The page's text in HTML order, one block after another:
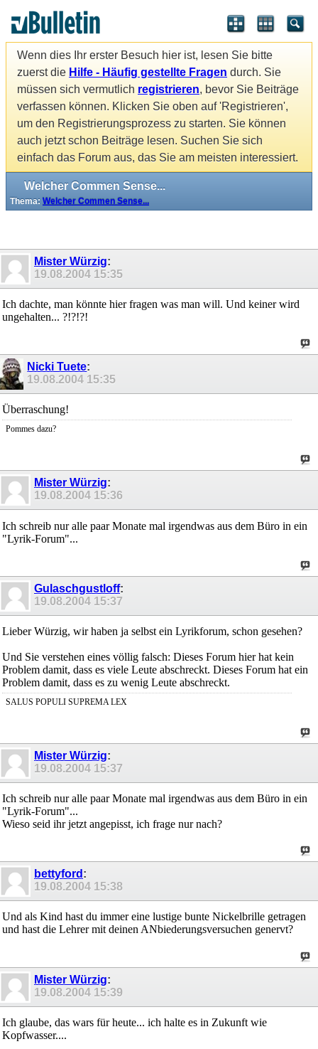
Wenn dies Ihr erster Besuch hier ist, lesen Sie bitte
zuerst die Hilfe - Häufig gestellte Fragen durch. Sie
müssen sich vermutlich registrieren, bevor Sie Beiträge
verfassen können. Klicken Sie oben auf 'Registrieren',
um den Registrierungsprozess zu starten. Sie können
auch jetzt schon Beiträge lesen. Suchen Sie sich
einfach das Forum aus, das Sie am meisten interessiert.
Welcher Commen Sense...
Thema: Welcher Commen Sense...
Mister Würzig:
19.08.2004 15:35
Ich dachte, man könnte hier fragen was man will. Und keiner wird
ungehalten... ?!?!?!
Nicki Tuete:
19.08.2004 15:35
Überraschung!
Pommes dazu?
Mister Würzig:
19.08.2004 15:36
Ich schreib nur alle paar Monate mal irgendwas aus dem Büro in ein
"Lyrik-Forum"...
Gulaschgustloff:
19.08.2004 15:37
Lieber Würzig, wir haben ja selbst ein Lyrikforum, schon gesehen?
Und Sie verstehen eines völlig falsch: Dieses Forum hier hat kein
Problem damit, dass es viele Leute abschreckt. Dieses Forum hat ein
Problem damit, dass es zu wenig Leute abschreckt.
SALUS POPULI SUPREMA LEX
Mister Würzig:
19.08.2004 15:37
Ich schreib nur alle paar Monate mal irgendwas aus dem Büro in ein
"Lyrik-Forum"...
Wieso seid ihr jetzt angepisst, ich frage nur nach?
bettyford :
19.08.2004 15:38
Und als Kind hast du immer eine lustige bunte Nickelbrille getragen
und hast die Lehrer mit deinen ANbiederungsversuchen genervt?
Mister Würzig:
19.08.2004 15:39
Ich glaube, das wars für heute... ich halte es in Zukunft wie
Kopfwasser....